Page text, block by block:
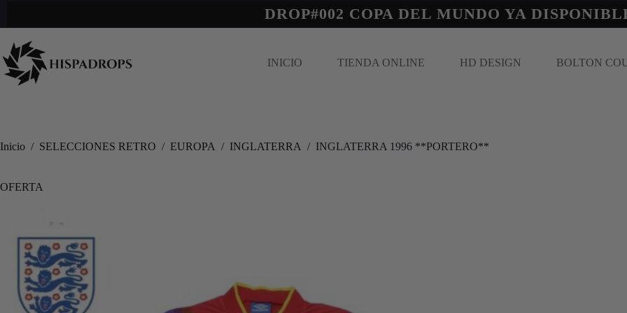
DROP#002 COPA DEL MUNDO YA
INICIO TIENDA ONLINE HD DESIGN BOLTON
Inicio / SELECCIONES RETRO / EUROPA / INGLATERRA / INGLATERRA 1996 **PORTERO**
OFERTA